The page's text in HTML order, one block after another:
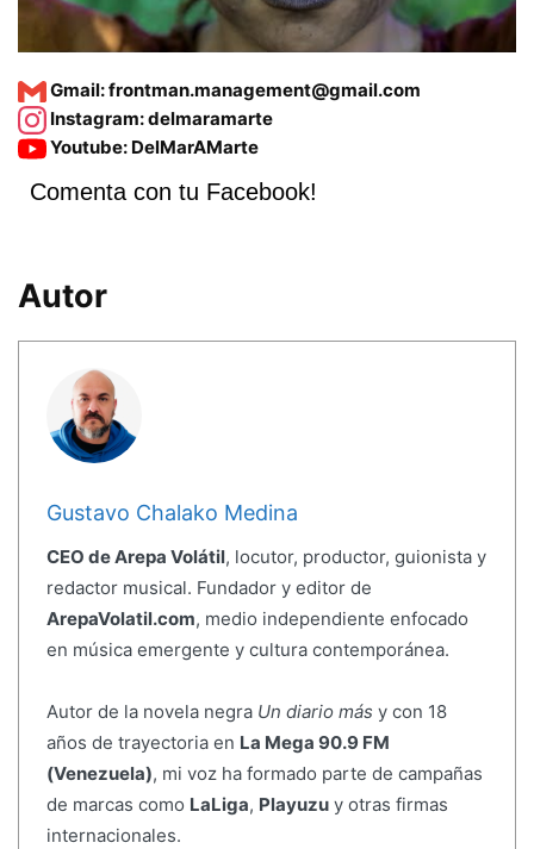
Gmail:frontman.management@gmail.com
Instagram:delmaramarte
Youtube: DelMarAMarte
Comenta con tu Facebook!
Autor
Gustavo Chalako Medina
CEO de Arepa Volátil, locutor, productor, guionista y
redactor musical. Fundador y editor de
ArepaVolatil.com, medio independiente enfocado
en música emergente y cultura contemporánea.
Autor de la novela negra Un diario más y con 18
años de trayectoria en La Mega 90.9 FM
(Venezuela), mi voz ha formado parte de campañas
de marcas como LaLiga, Playuzuy otras firmas
internacionales.